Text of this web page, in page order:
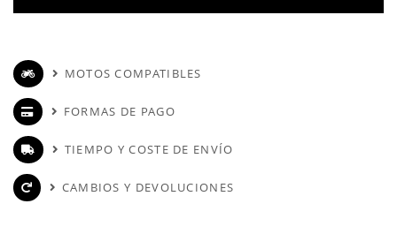
MOTOS COMPATIBLES
FORMAS DE PAGO
TIEMPO Y COSTE DE ENVÍO
CAMBIOS Y DEVOLUCIONES